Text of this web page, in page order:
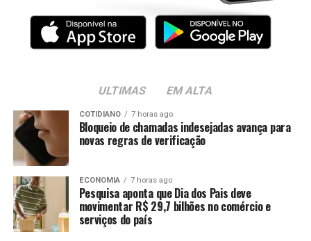
ULTIMAS EM ALTA
COTIDIANO 7 horas ago
Bloqueio de chamadas indesejadas avança para
novas regras de verificação
ECONOMIA 7 horas ago
Pesquisa aponta que Dia dos Pais deve
movimentar R$ 29,7 bilhões no comércio e
serviços do país